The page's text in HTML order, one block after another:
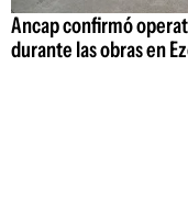
Ancap confirmó
durante las obras en